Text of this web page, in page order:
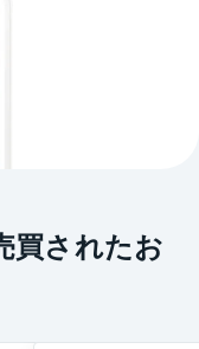
買されたお